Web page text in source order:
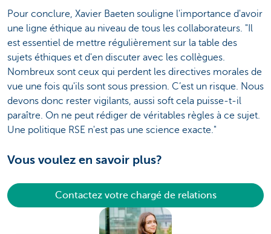
Pour conclure, Xavier Baeten souligne l'importance d'avoir
une ligne éthique au niveau de tous les collaborateurs. "Il
est essentiel de mettre régulièrement sur la table des
sujets éthiques et d'en discuter avec les collègues.
Nombreux sont ceux qui perdent les directives morales de
vue une fois qu'ils sont sous pression. C’est un risque. Nous
devons donc rester vigilants, aussi soft cela puisse-t-il
paraître. On ne peut rédiger de véritables règles à ce sujet.
Une politique RSE n'est pas une science exacte."
Vous voulez en savoir plus?
Contactez votre chargé de relations